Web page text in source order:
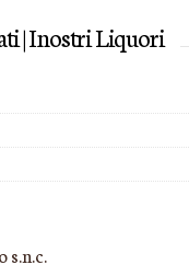
| I nostri Liquori
s.n.c.